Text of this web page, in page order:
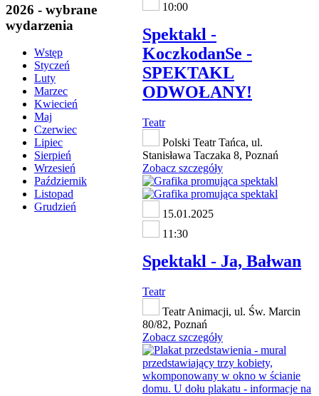
2026 - wybrane
wydarzenia
Wstęp
Styczeń
Luty
Marzec
Kwiecień
Maj
Czerwiec
Lipiec
Sierpień
Wrzesień
Październik
Listopad
Grudzień
10:00
Spektakl -
KoczkodanSe -
SPEKTAKL
ODWOŁANY!
Teatr
Polski Teatr Tańca, ul.
Stanisława Taczaka 8, Poznań
Zobacz szczegóły
15.01.2025
11:30
Spektakl - Ja, Bałwan
Teatr
Teatr Animacji, ul. Św. Marcin
80/82, Poznań
Zobacz szczegóły